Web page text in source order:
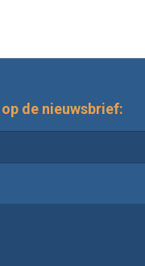
de nieuwsbrief: